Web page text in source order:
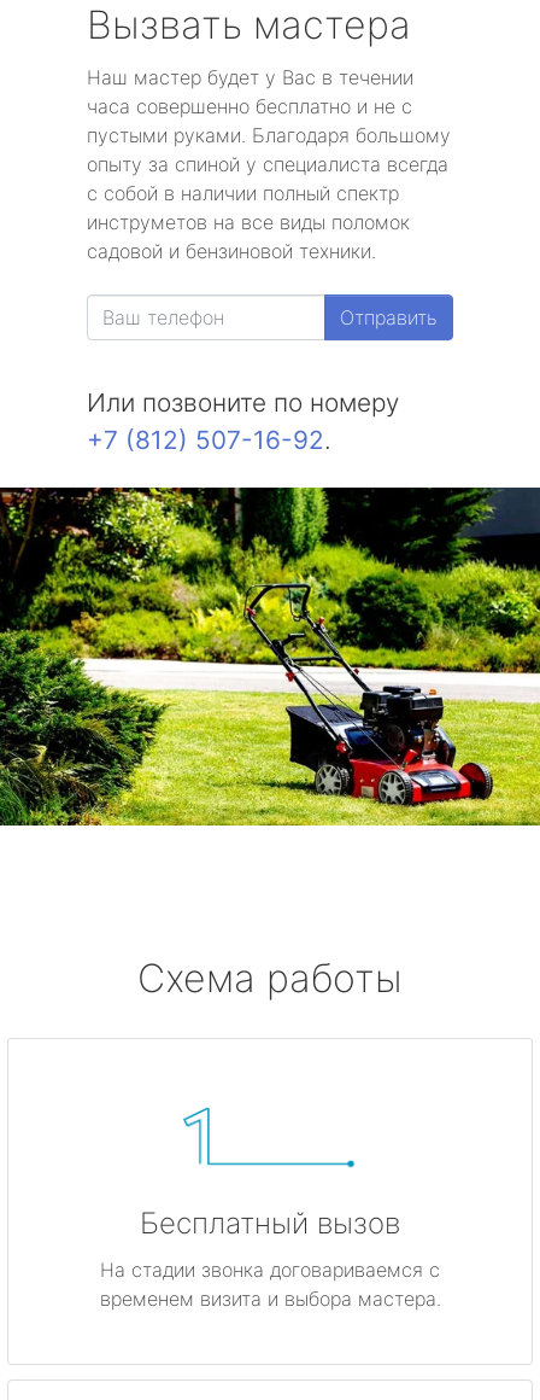
Вызвать мастера
Наш мастер будет у Вас в течении
часа совершенно бесплатно и не с
пустыми руками. Благодаря большому
опыту за спиной у специалиста всегда
с собой в наличии полный спектр
инструметов на все виды поломок
садовой и бензиновой техники.
Отправить
Или позвоните по номеру
+7 (812) 507-16-92.
Схема работы
Бесплатный вызов
На стадии звонка договариваемся с
временем визита и выбора мастера.